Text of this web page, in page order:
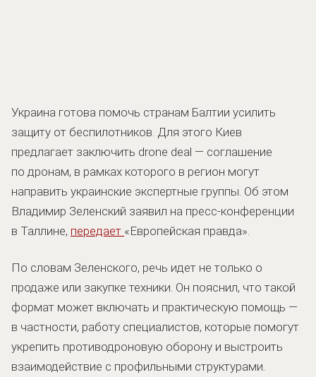
Украина готова помочь странам Балтии усилить
защиту от беспилотников. Для этого Киев
предлагает заключить drone deal — соглашение
по дронам, в рамках которого в регион могут
направить украинские экспертные группы. Об этом
Владимир Зеленский заявил на пресс-конференции
в Таллине, передает «Европейская правда».
По словам Зеленского, речь идет не только о
продаже или закупке техники. Он пояснил, что такой
формат может включать и практическую помощь —
в частности, работу специалистов, которые помогут
укрепить противодроновую оборону и выстроить
взаимодействие с профильными структурами.